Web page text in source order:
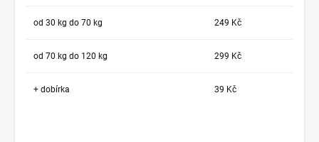
od 30 kg do 70 kg 249 Kč
od 70 kg do 120 kg 299 Kč
+ dobírka 39 Kč